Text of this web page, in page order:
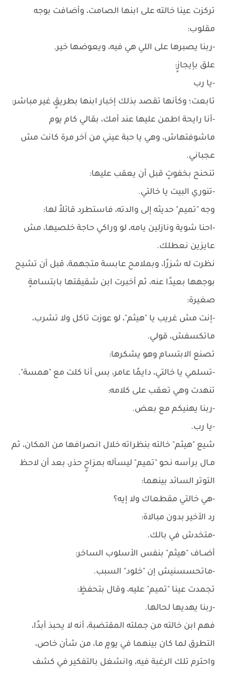
تركزت عينا خالته على ابنها الصامت، وأضافت بوجه
مقلوب:
-ربنا يصبرها على اللي هي فيه، ويعوضها خير.
علق بإيجازٍ:
-يا رب
تابعت؛ وكأنها تقصد بذلك إخبار ابنها بطريقٍ غير مباشر:
-أنا رايحة اطمن عليها عند أمك، بقالي كام يوم
ماشوفتهاش، وهي يا حبة عيني من آخر مرة كانت مش
عجباني.
تنحنح بخفوتٍ قبل أن يعقب عليها:
-تنوري البيت يا خالتي.
وجه "تميم" حديثه إلى والدته، فاستطرد قائلاً لها:
-احنا شوية ونازلين يامه، لو وراكي حاجة خلصيها، مش
عايزين نعطلك.
نظرت له شزرًا، وبملامح عابسة متجهمة، قبل أن تشيح
بوجهها بعيدًا عنه، ثم أخبرت ابن شقيقتها بابتسامةٍ
صغيرة:
-إنت مش غريب يا "هيثم"، لو عوزت تاكل ولا تشرب،
ماتكسفش، قولي.
تصنع الابتسام وهو يشكرها:
-تسلمي يا خالتي، دايمًا عامر، بس أنا كلت مع "همسة".
تنهدت وهي تعقب على كلامه:
-ربنا يهنيكم مع بعض.
-يا رب.
شيع "هيثم" خالته بنظراته خلال انصرافها من المكان، ثم
مـال برأسه نحو "تميم" ليسأله بمزاحٍ حذر، بعد أن لاحظ
التوتر السائد بينهما:
-هي خالتي مقطعاك ولا إيه؟
رد الأخير بدون مبالاة:
-متخدش في بالك.
أضــاف "هيثم" بنفس الأسلوب الساخر:
-ماتحسسنيش إن "خلود" السبب.
تجمدت عينا "تميم" عليه، وقال بتحفظٍ:
-ربنا يهديها لحالها.
فهم ابن خالته من جملته المقتضبة، أنه لا يحبذ أبدًا،
التطرق لما كان بينهما في يومٍ ما، من شأن خاص،
واحترم تلك الرغبة فيه، وانشغل بالتفكير في كشف